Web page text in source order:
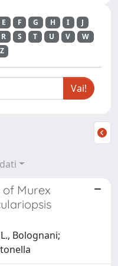
E F G H I
J
R S T U V
W
Z
Murex
Bolognani;